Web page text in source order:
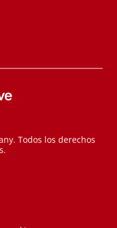
Todos los derechos